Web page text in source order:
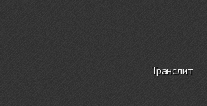
Транслит